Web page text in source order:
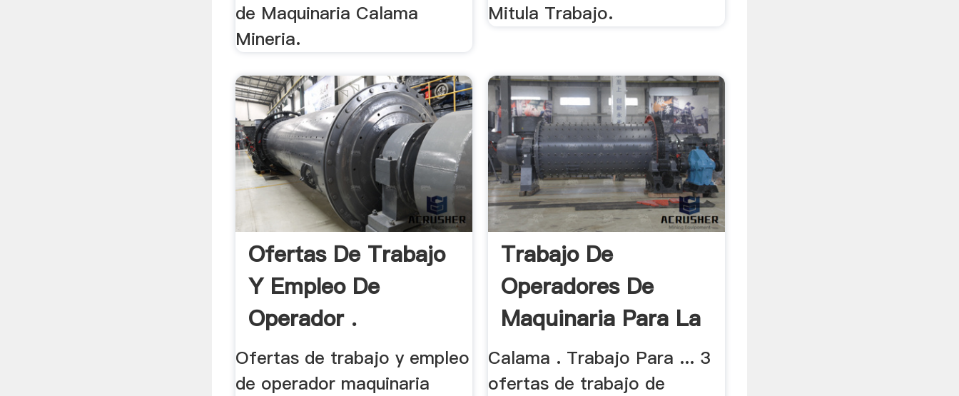
de Maquinaria Calama
Mineria.
Mitula Trabajo.
Ofertas De Trabajo
Y Empleo De
Operador .
Ofertas de trabajo y empleo
de operador maquinaria
Trabajo De
Operadores De
Maquinaria Para La
.
Calama . Trabajo Para ... 3
ofertas de trabajo de